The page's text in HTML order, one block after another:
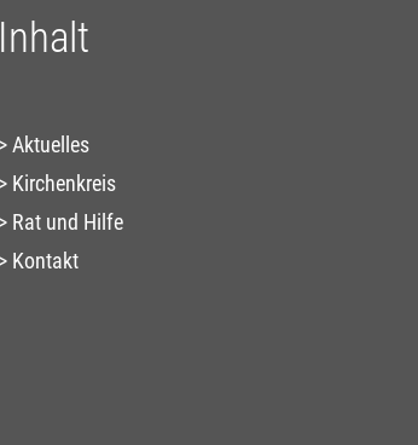
Inhalt
Aktuelles
Kirchenkreis
Rat und Hilfe
Kontakt